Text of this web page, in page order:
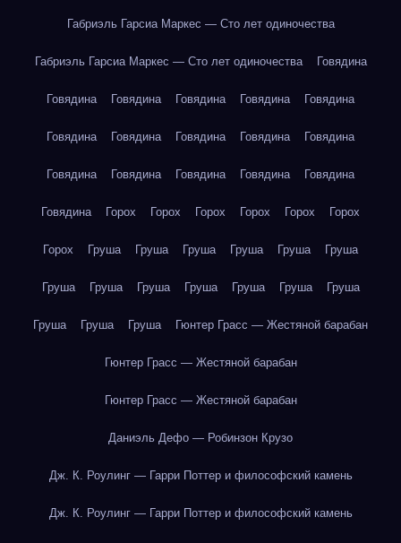
Габриэль Гарсиа Маркес — Сто лет одиночества
Габриэль Гарсиа Маркес — Сто лет одиночества Говядина
Говядина Говядина Говядина Говядина Говядина
Говядина Говядина Говядина Говядина Говядина
Говядина Говядина Говядина Говядина Говядина
Говядина Горох Горох Горох Горох Горох Горох
Горох Груша Груша Груша Груша Груша Груша
Груша Груша Груша Груша Груша Груша Груша
Груша Груша Груша Гюнтер Грасс — Жестяной барабан
Гюнтер Грасс — Жестяной барабан
Гюнтер Грасс — Жестяной барабан
Даниэль Дефо — Робинзон Крузо
Дж. К. Роулинг — Гарри Поттер и философский камень
Дж. К. Роулинг — Гарри Поттер и философский камень